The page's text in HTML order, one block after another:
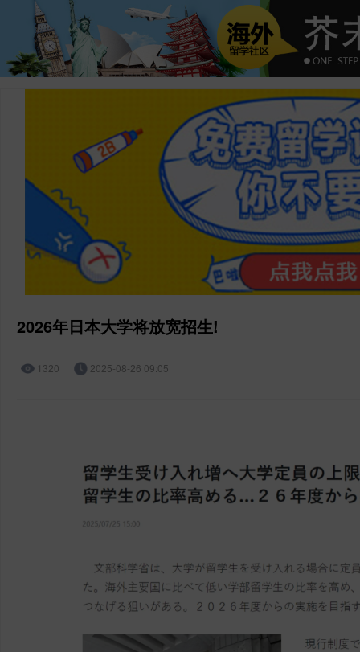
2026年日本大学将放宽招生!
1320 2025-08-26 09:05